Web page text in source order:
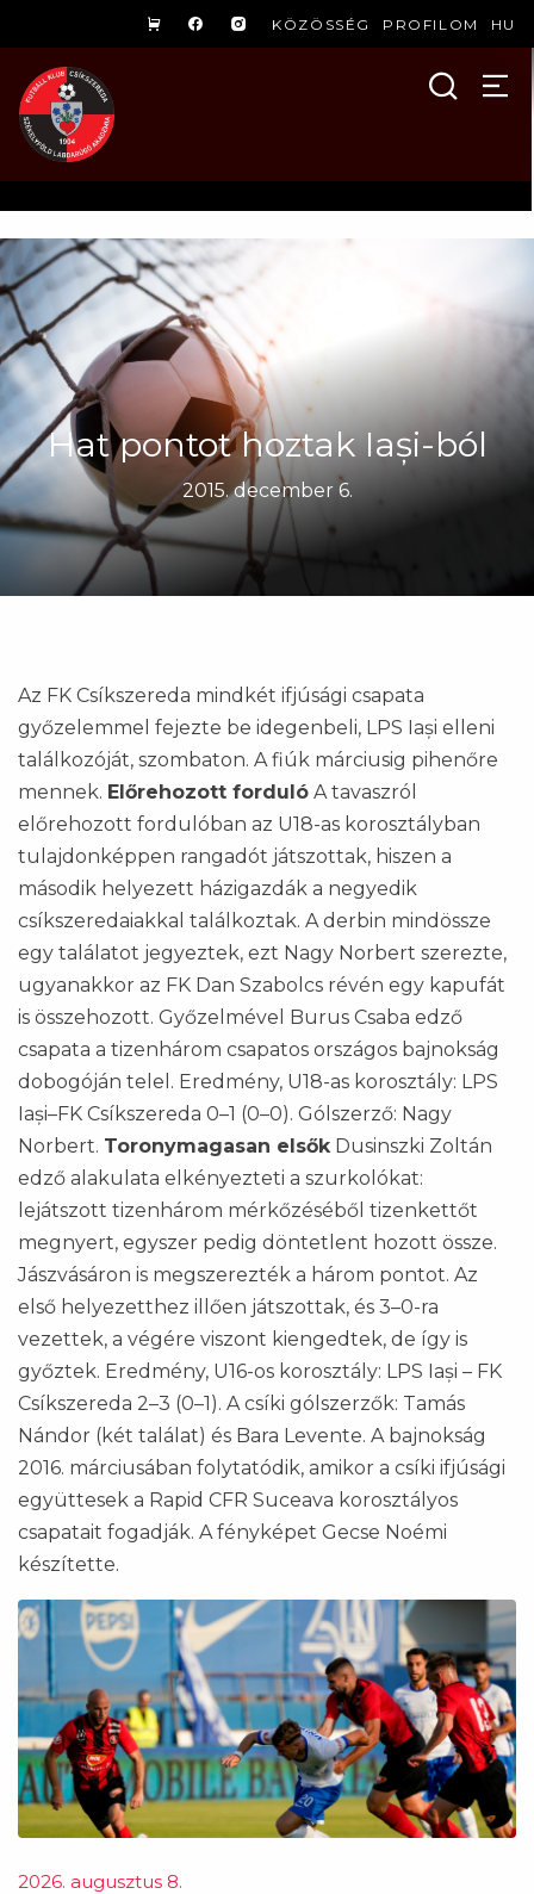
KÖZÖSSÉG PROFILOM HU
Hat pontot hoztak Iași-ból
2015. december 6.
Az FK Csíkszereda mindkét ifjúsági csapata
győzelemmel fejezte be idegenbeli, LPS Iași elleni
találkozóját, szombaton. A fiúk márciusig pihenőre
mennek. Előrehozott forduló A tavaszról
előrehozott fordulóban az U18-as korosztályban
tulajdonképpen rangadót játszottak, hiszen a
második helyezett házigazdák a negyedik
csíkszeredaiakkal találkoztak. A derbin mindössze
egy találatot jegyeztek, ezt Nagy Norbert szerezte,
ugyanakkor az FK Dan Szabolcs révén egy kapufát
is összehozott. Győzelmével Burus Csaba edző
csapata a tizenhárom csapatos országos bajnokság
dobogóján telel. Eredmény, U18-as korosztály: LPS
Iași–FK Csíkszereda 0–1 (0–0). Gólszerző: Nagy
Norbert. Toronymagasan elsőkDusinszki Zoltán
edző alakulata elkényezteti a szurkolókat:
lejátszott tizenhárom mérkőzéséből tizenkettőt
megnyert, egyszer pedig döntetlent hozott össze.
Jászvásáron is megszerezték a három pontot. Az
első helyezetthez illően játszottak, és 3–0-ra
vezettek, a végére viszont kiengedtek, de így is
győztek. Eredmény, U16-os korosztály: LPS Iași – FK
Csíkszereda 2–3 (0–1). A csíki gólszerzők: Tamás
Nándor (két találat) és Bara Levente. A bajnokság
2016. márciusában folytatódik, amikor a csíki ifjúsági
együttesek a Rapid CFR Suceava korosztályos
csapatait fogadják. A fényképet Gecse Noémi
készítette.
2026. augusztus 8.